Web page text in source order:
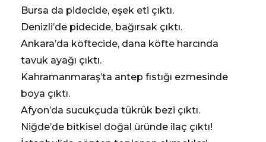
Bursa da pidecide, eşek eti çıktı.
Denizli’de pidecide, bağırsak çıktı.
Ankara’da köftecide, dana köfte harcında
tavuk ayağı çıktı.
Kahramanmaraş’ta antep fıstığı ezmesinde
boya çıktı.
Afyon’da sucukçuda tükrük bezi çıktı.
Niğde’de bitkisel doğal üründe ilaç çıktı!